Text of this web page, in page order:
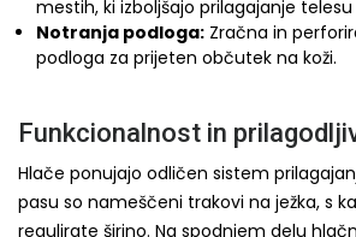
mestih, ki izboljšajo prilagajanje
Notranja podloga: Zračna in
podloga za prijeten občutek na koži.
Funkcionalnost in
Hlače ponujajo odličen sistem
pasu so nameščeni trakovi na ježka, s
regulirate širino. Na spodnjem delu